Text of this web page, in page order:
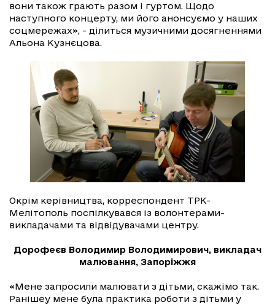
вони також грають разом і гуртом. Щодо
наступного концерту, ми його анонсуємо у наших
соцмережах», - ділиться музичними досягненнями
Альона Кузнєцова.
Окрім керівництва, корреспондент ТРК-
Мелітополь поспілкувався із волонтерами-
викладачами та відвідувачами центру.
Дорофеєв Володимир Володимирович, викладач
малювання, Запоріжжя
«Мене запросили малювати з дітьми, скажімо так.
Ранішеу мене була практика роботи з дітьми у